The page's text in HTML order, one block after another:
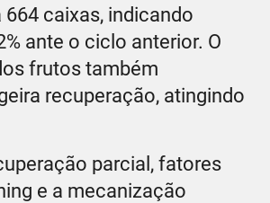
664 caixas, indicando
ante o ciclo anterior. O
frutos também
recuperação, atingindo
parcial, fatores
e a mecanização